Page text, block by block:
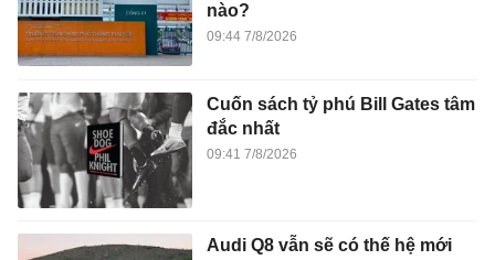
nào?
09:44 7/8/2026
Cuốn sách tỷ phú Bill Gates tâm
đắc nhất
09:41 7/8/2026
Audi Q8 vẫn sẽ có thế hệ mới